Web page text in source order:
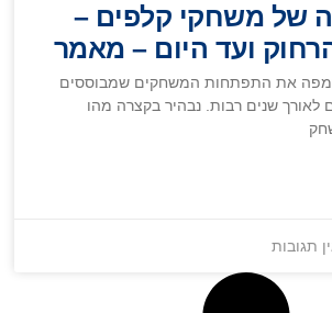
של משחקי קלפים –
ועד היום – מאמר
את התפתחות המשחקים שמבוססים
לאורך שנים רבות. נבהיר בקצרה מהו
תגובות